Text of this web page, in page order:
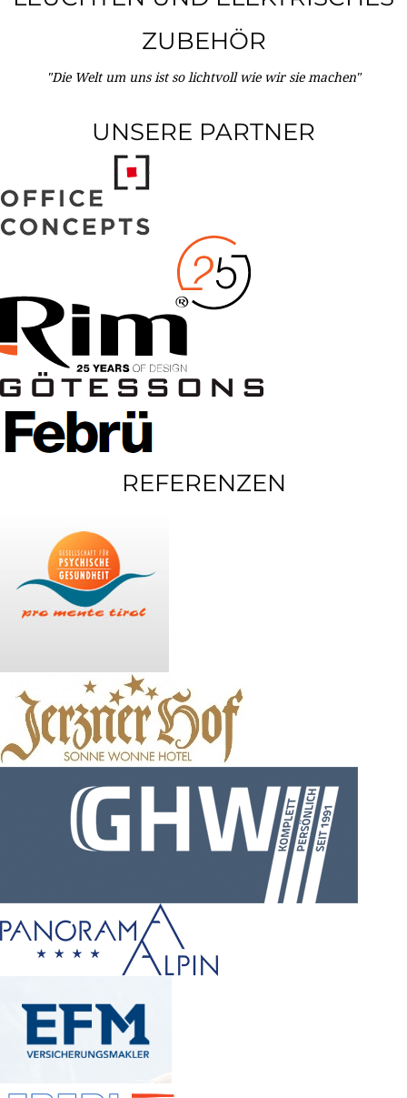
ZUBEHÖR
"Die Welt um uns ist so lichtvoll wie wir sie machen"
UNSERE PARTNER
REFERENZEN